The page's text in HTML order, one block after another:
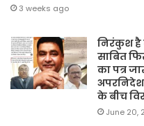
3 weeks ago
निरंकुश है
साबित
का पत्र
के बीच
June 20,